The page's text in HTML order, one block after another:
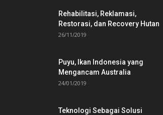
Rehabilitasi, Reklamasi,
Restorasi, dan Recovery Hutan
26/11/2019
Puyu, Ikan Indonesia yang
Mengancam Australia
24/01/2019
Teknologi Sebagai Solusi